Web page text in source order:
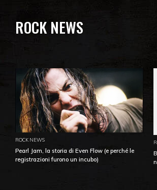
ROCK NEWS
ROCK NEWS
Pearl Jam, la storia di Even Flow (e perché le
registrazioni furono un incubo)